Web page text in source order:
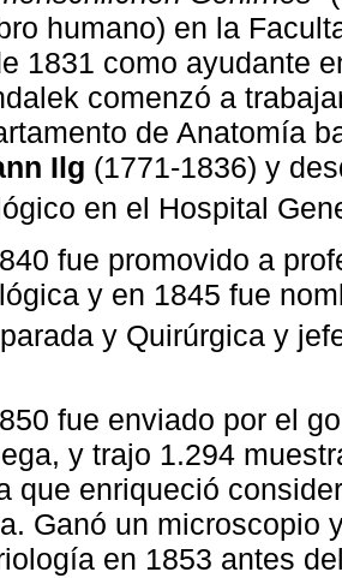
humano) en la
1831 como ayudante
comenzó a
de Anatomía
Ilg (1771-1836) y
en el Hospital
fue promovido a
y en 1845 fue
y Quirúrgica y
fue enviado por el
y trajo 1.294
que enriqueció
Ganó un microscopio
en 1853 antes